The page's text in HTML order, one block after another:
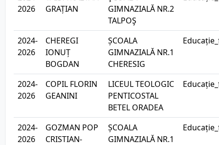
2026
GRAȚIAN
GIMNAZIALĂ NR.2
TALPOŞ
2024-
2026
CHEREGI
IONUȚ
BOGDAN
ȘCOALA
GIMNAZIALĂ NR.1
CHERESIG
2024-
2026
COPIL FLORIN
GEANINI
LICEUL TEOLOGIC
PENTICOSTAL
BETEL ORADEA
2024-
2026
GOZMAN POP
CRISTIAN-
ȘCOALA
GIMNAZIALĂ NR.1